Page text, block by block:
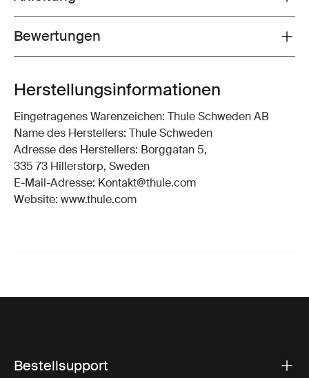
Toggle overview
Bewertungen
Herstellungsinformationen
Eingetragenes Warenzeichen: Thule Schweden AB
Name des Herstellers: Thule Schweden
Adresse des Herstellers: Borggatan 5,
335 73 Hillerstorp, Sweden
E-Mail-Adresse: Kontakt@thule.com
Website: www.thule.com
Bestellsupport